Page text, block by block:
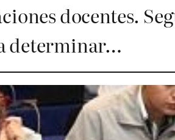
docentes.
determinar…